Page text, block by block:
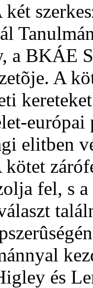
a BKÁE
A
elitben
kötet
fel, s
és